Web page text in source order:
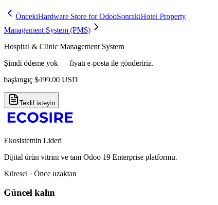
ÖncekiHardware Store for OdooSonrakiHotel Property
Management System (PMS)
Hospital & Clinic Management System
Şimdi ödeme yok — fiyatı e-posta ile göndeririz.
başlangıç $499.00 USD
Teklif isteyin
Ekosistemin Lideri
Dijital ürün vitrini ve tam Odoo 19 Enterprise platformu.
Küresel · Önce uzaktan
Güncel kalın